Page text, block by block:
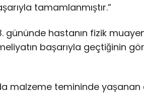
tamamlanmıştır.”
gününde hastanın fizik
başarıyla geçtiğinin
malzeme temininde yaşanan